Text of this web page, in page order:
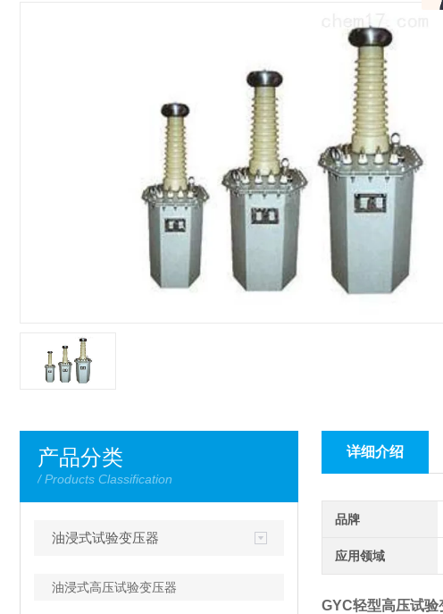
产品分类
/ Products Classification
油浸式试验变压器
油浸式高压试验变压器
详细介绍
品牌
应用领域
GYC轻型高压试